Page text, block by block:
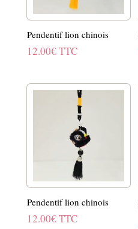
Pendentif lion chinois
12.00€TTC
Pendentif lion chinois
12.00€TTC